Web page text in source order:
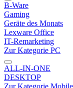
B-Ware
Gaming
Geräte des Monats
Lexware Office
IT-Remarketing
Zur Kategorie PC
ALL-IN-ONE
DESKTOP
Zur Kategorie Mobile